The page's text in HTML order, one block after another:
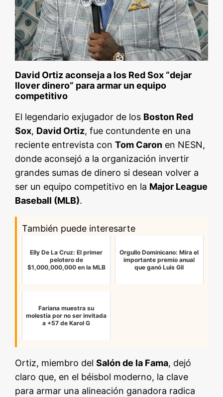
David Ortiz aconseja a los Red Sox “dejar
llover dinero” para armar un equipo
competitivo
El legendario exjugador de los Boston Red
Sox, David Ortiz, fue contundente en una
reciente entrevista conTom Caron en NESN,
donde aconsejó a la organización invertir
grandes sumas de dinero si desean volver a
ser un equipo competitivo en la Major League
Baseball (MLB).
También puede interesarte
Elly De La Cruz: El primer
pelotero de
$1,000,000,000 en la MLB
Orgullo Dominicano: Mira el
importante premio anual
que ganó Luis Gil
Fariana muestra su
molestia por no ser invitada
a +57 de Karol G
Ortiz, miembro delSalón de la Fama, dejó
claro que, en el béisbol moderno, la clave
para armar una alineación ganadora radica